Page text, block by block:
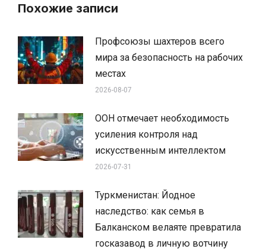
Похожие записи
Профсоюзы шахтеров всего
мира за безопасность на рабочих
местах
2026-08-07
ООН отмечает необходимость
усиления контроля над
искусственным интеллектом
2026-07-31
Туркменистан: Йодное
наследство: как семья в
Балканском велаяте превратила
госказавод в личную вотчину